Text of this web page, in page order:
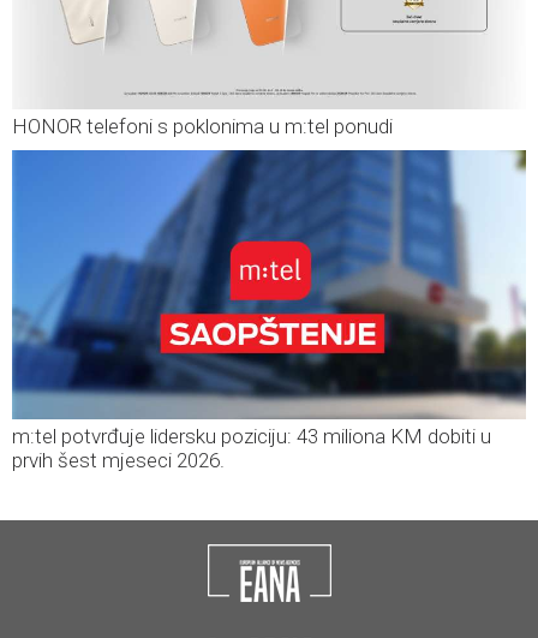
HONOR telefoni s poklonima u m:tel ponudi
m:tel potvrđuje lidersku poziciju: 43 miliona KM dobiti u
prvih šest mjeseci 2026.